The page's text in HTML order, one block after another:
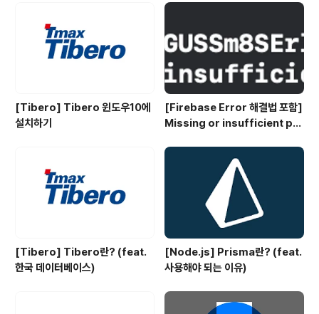
[Tibero] Tibero 윈도우10에
설치하기
[Firebase Error 해결법 포함]
Missing or insufficient per
[Tibero] Tibero란? (feat.
한국 데이터베이스)
[Node.js] Prisma란? (feat.
사용해야 되는 이유)